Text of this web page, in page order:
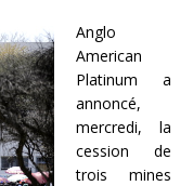
Anglo
American
Platinum a
annoncé,
mercredi, la
cession de
trois mines